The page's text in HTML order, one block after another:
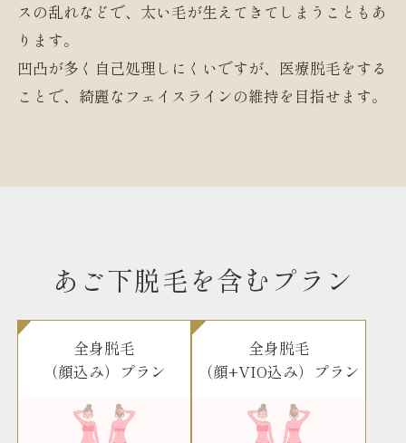
スの乱れなどで、太い毛が生えてきてしまうこともあ
ります。
凹凸が多く自己処理しにくいですが、医療脱毛をする
ことで、綺麗なフェイスラインの維持を目指せます。
あご下脱毛を含むプラン
全身脱毛
（顔込み）プラン
全身脱毛
（顔+VIO込み）プラン